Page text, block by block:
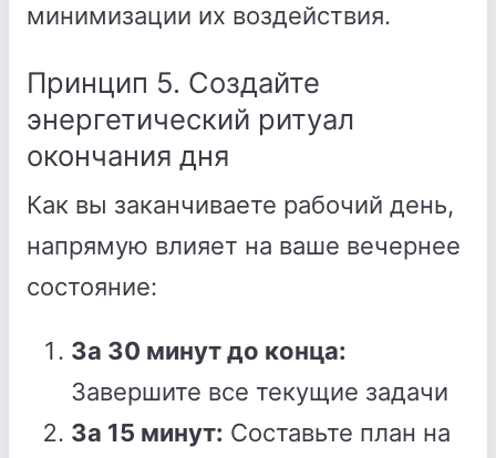
минимизации их воздействия.
Принцип 5. Создайте
энергетический ритуал
окончания дня
Как вы заканчиваете рабочий день,
напрямую влияет на ваше вечернее
состояние:
За 30 минут до конца:
Завершите все текущие задачи
За 15 минут: Составьте план на